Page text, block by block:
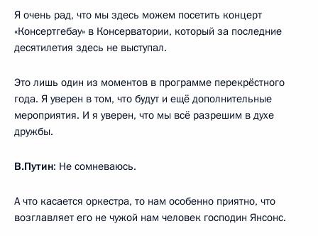
Я очень рад, что мы здесь можем посетить концерт
«Консертгебау» в Консерватории, который за последние
десятилетия здесь не выступал.
Это лишь один из моментов в программе перекрёстного
года. Я уверен в том, что будут и ещё дополнительные
мероприятия. И я уверен, что мы всё разрешим в духе
дружбы.
В.Путин: Не сомневаюсь.
А что касается оркестра, то нам особенно приятно, что
возглавляет его не чужой нам человек господин Янсонс.